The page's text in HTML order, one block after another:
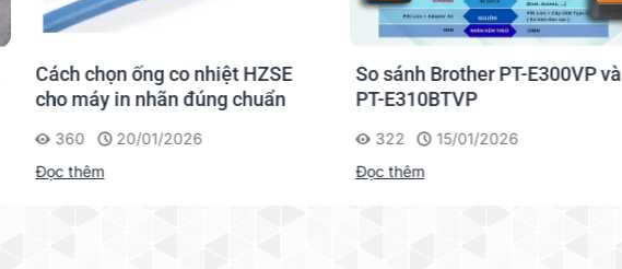
Cách chọn ống co nhiệt HZSE
cho máy in nhãn đúng chuẩn
360
20/01/2026
Đọc thêm
So sánh Brother PT-E300VP và
PT-E310BTVP
322
15/01/2026
Đọc thêm